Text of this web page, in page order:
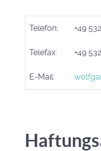
Telefon: +49
Telefax: +49
E-Mail: